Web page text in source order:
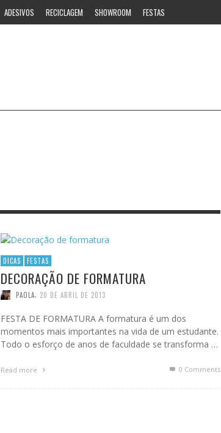
ADESIVOS RECICLAGEM SHOWROOM FESTAS
DICAS FESTAS
DECORAÇÃO DE FORMATURA
PAOLA 20 DE ABRIL DE 2013
FESTA DE FORMATURA A formatura é um dos
momentos mais importantes na vida de um estudante.
Todo o esforço de anos de faculdade se transforma …
Read more 0 Comments